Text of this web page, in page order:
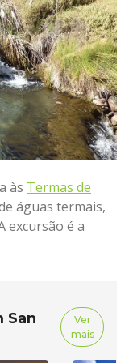
às Termas de
águas termais,
excursão é a
San
Ver
mais